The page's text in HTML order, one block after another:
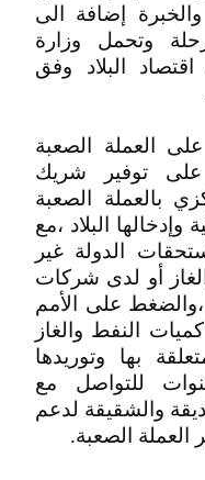
إضافة الى
وتحمل وزارة
اقتصاد البلاد وفق
العملة الصعبة
على توفير شريك
بالعملة الصعبة
البلاد ،مع
الدولة غير
أو لدى شركات
،والضغط على الأمم
النفط والغاز
بها وتوريدها
للتواصل مع
والشقيقة لدعم
العملة الصعبة.